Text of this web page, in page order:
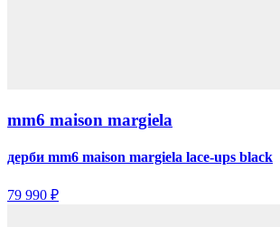
mm6 maison margiela
дерби mm6 maison margiela lace-ups black
79 990 ₽